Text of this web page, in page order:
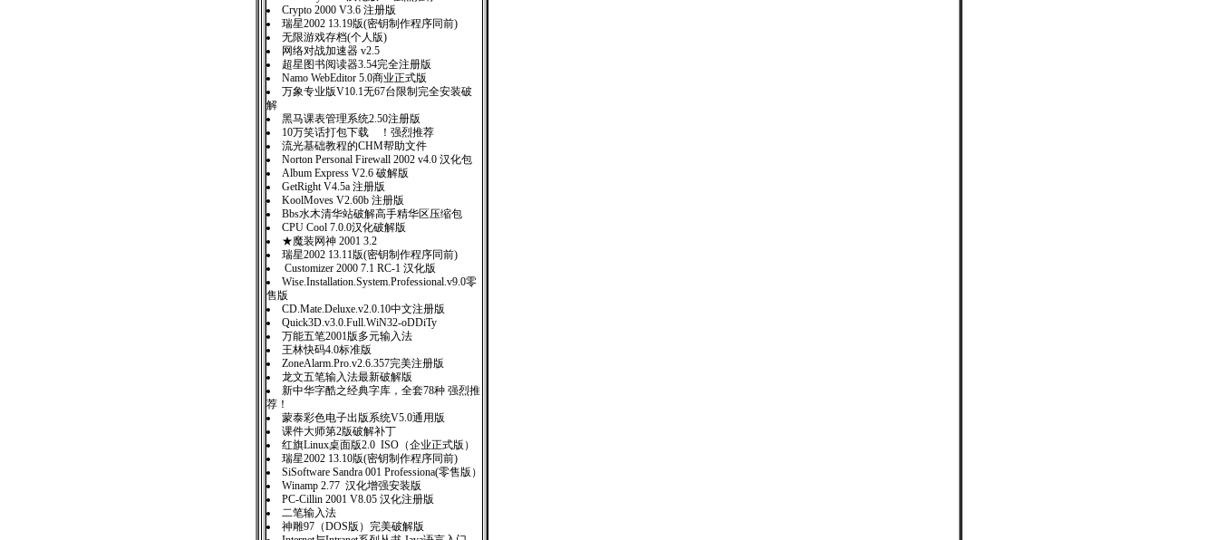
Crypto 2000 V3.6 注册版
瑞星2002 13.19版(密钥制作程序同前)
无限游戏存档(个人版)
网络对战加速器 v2.5
超星图书阅读器3.54完全注册版
Namo WebEditor 5.0商业正式版
万象专业版V10.1无67台限制完全安装破
解
黑马课表管理系统2.50注册版
10万笑话打包下载 ！强烈推荐
流光基础教程的CHM帮助文件
Norton Personal Firewall 2002 v4.0 汉化包
Album Express V2.6 破解版
GetRight V4.5a 注册版
KoolMoves V2.60b 注册版
Bbs水木清华站破解高手精华区压缩包
CPU Cool 7.0.0汉化破解版
★魔装网神 2001 3.2
瑞星2002 13.11版(密钥制作程序同前)
Customizer 2000 7.1 RC-1 汉化版
Wise.Installation.System.Professional.v9.0零
售版
CD.Mate.Deluxe.v2.0.10中文注册版
Quick3D.v3.0.Full.WiN32-oDDiTy
万能五笔2001版多元输入法
王林快码4.0标准版
ZoneAlarm.Pro.v2.6.357完美注册版
龙文五笔输入法最新破解版
新中华字酷之经典字库，全套78种 强烈推
荐！
蒙泰彩色电子出版系统V5.0通用版
课件大师第2版破解补丁
红旗Linux桌面版2.0 ISO（企业正式版）
瑞星2002 13.10版(密钥制作程序同前)
SiSoftware Sandra 001 Professiona(零售版）
Winamp 2.77 汉化增强安装版
PC-Cillin 2001 V8.05 汉化注册版
二笔输入法
神雕97（DOS版）完美破解版